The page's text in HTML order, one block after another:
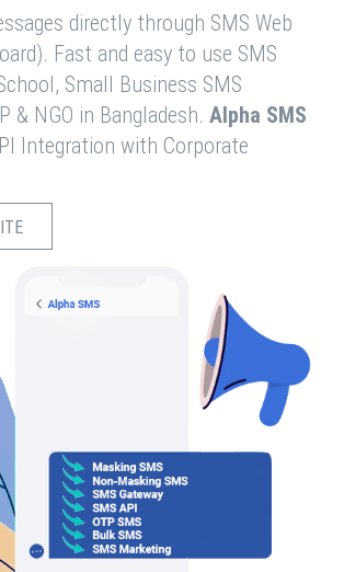
directly through SMS Web
Fast and easy to use SMS
Small Business SMS
& NGO in Bangladesh. Alpha SMS
Integration with Corporate